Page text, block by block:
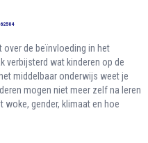
62504
over de beïnvloeding in het
verbijsterd wat kinderen op de
middelbaar onderwijs weet je
mogen niet meer zelf na leren
woke, gender, klimaat en hoe